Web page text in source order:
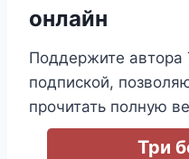
онлайн
Поддержите автора
подпиской,
прочитать полную
Три